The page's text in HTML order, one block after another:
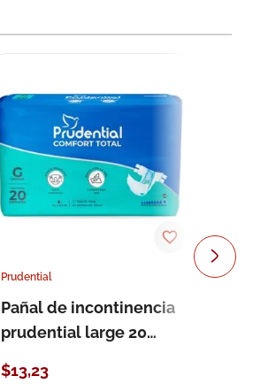
Prudential
Pañal de incontinencia
prudential large 20
$13,23